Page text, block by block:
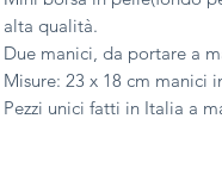
alta qualità.
Due manici, da portare a
Misure: 23 x 18 cm manici
Pezzi unici fatti in Italia a